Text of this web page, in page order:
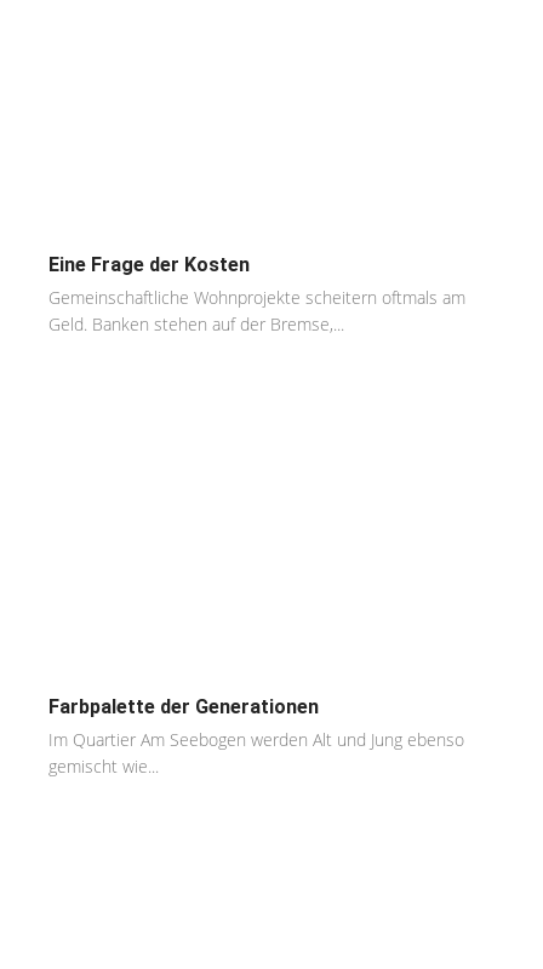
Eine Frage der Kosten
Gemeinschaftliche Wohnprojekte scheitern oftmals am
Geld. Banken stehen auf der Bremse,...
Farbpalette der Generationen
Im Quartier Am Seebogen werden Alt und Jung ebenso
gemischt wie...